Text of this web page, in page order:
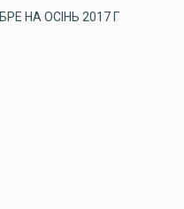
НА ОСІНЬ 2017 Г